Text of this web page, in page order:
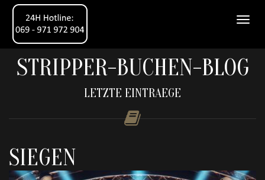
STRIPPER-BUCHEN-BLOG
LETZTE EINTRAEGE
SIEGEN